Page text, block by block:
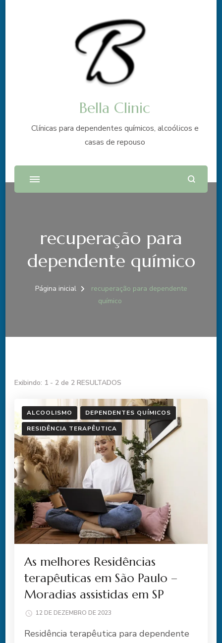
Bella Clinic
Clínicas para dependentes químicos, alcoólicos e
casas de repouso
recuperação para
dependente químico
Página inicial
recuperação para dependente
químico
Exibindo: 1 - 2 de 2 RESULTADOS
ALCOOLISMO
DEPENDENTES QUÍMICOS
RESIDÊNCIA TERAPÊUTICA
As melhores Residências
terapêuticas em São Paulo –
Moradias assistidas em SP
12 DE DEZEMBRO DE 2023
Residência terapêutica para dependente